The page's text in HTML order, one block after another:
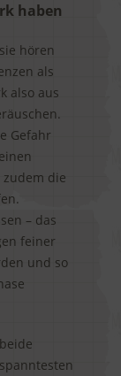
haben
hören
als
also aus
Gefahr
die
– das
feiner
und so